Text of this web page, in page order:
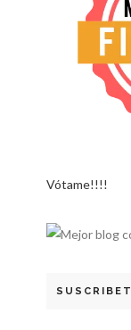
Vótame!!!!